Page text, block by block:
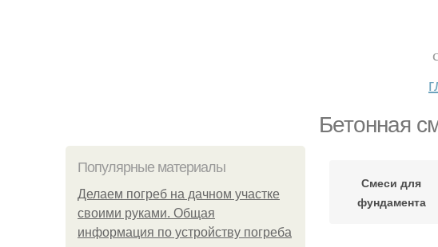
Бетонная
Популярные материалы
Делаем погреб на дачном участке
своими руками. Общая
информация по устройству погреба
Смеси для
фундамента